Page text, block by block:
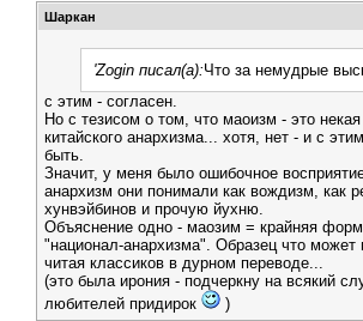
Шаркан
'Zogin писал(а):Что за немудрые
с этим - согласен.
Но с тезисом о том, что маоизм - это
китайского анархизма... хотя, нет - и с
быть.
Значит, у меня было ошибочное
анархизм они понимали как вождизм, как
хунвэйбинов и прочую йухню.
Объяснение одно - маозим = крайняя
"национал-анархизма". Образец что может
читая классиков в дурном переводе...
(это была ирония - подчеркну на всякий
любителей придирок
)